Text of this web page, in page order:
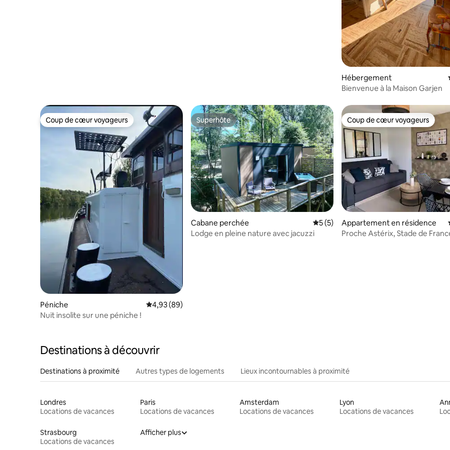
Hébergement
Bienvenue à la Maison Garjen
Coup de cœur voyageurs
Coup de cœur voyageurs
Péniche Évaluation moyenne sur la base de 89 commentaires : 4,93 sur 5
4,93 (89)
Nuit insolite sur une péniche !
Superhôte
Superhôte
Cabane perchée Évaluation moyenne sur la base de 5
5 (5)
Lodge en pleine nature avec jacuzzi
Coup de cœur voyageurs
Coup de cœur voyageurs
Appartement en résidence
Proche Astérix, Stade de
Destinations à découvrir
Destinations à proximité Autres types de logements Lieux incontournables à proximité
Londres
Locations de vacances
Paris
Locations de vacances
Amsterdam
Locations de vacances
Lyon
Locations de vacances
Strasbourg
Locations de vacances
Afficher plus